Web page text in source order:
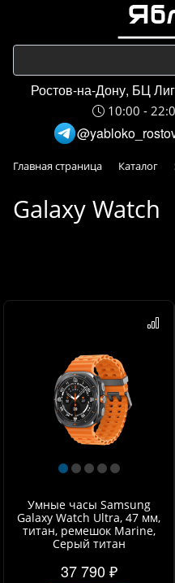
Ростов-на-Дону, БЦ
10:00 -
Главная страница Каталог
Galaxy Watch
Умные часы Samsung
Galaxy Watch Ultra, 47 мм,
титан, ремешок Marine,
Серый титан
37 790 ₽